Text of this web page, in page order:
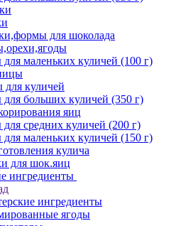
для шоколада
маленьких куличей (100 г)
для куличей
больших куличей (350 г)
яиц
средних куличей (200 г)
маленьких куличей (150 г)
кулича
для шок.яиц
ингредиенты
ингредиенты
ягоды